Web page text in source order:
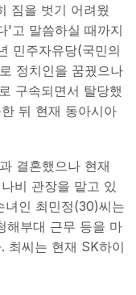
짐을 벗기 어려웠
'고 말씀하실 때까지
민주자유당(국민의
정치인을 꿈꿨으나
구속되면서 탈당했
뒤 현재 동아시아
결혼했으나 현재
비 관장을 맡고 있
녀인 최민정(30)씨는
해부대 근무 등을 마
최씨는 현재 SK하이